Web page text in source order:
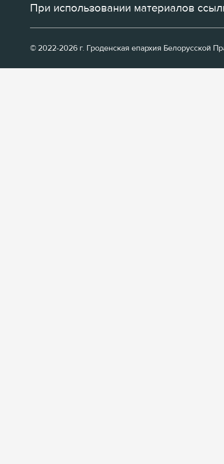
При использовании материалов
© 2022-2026 г. Гроденская епархия Белорусской